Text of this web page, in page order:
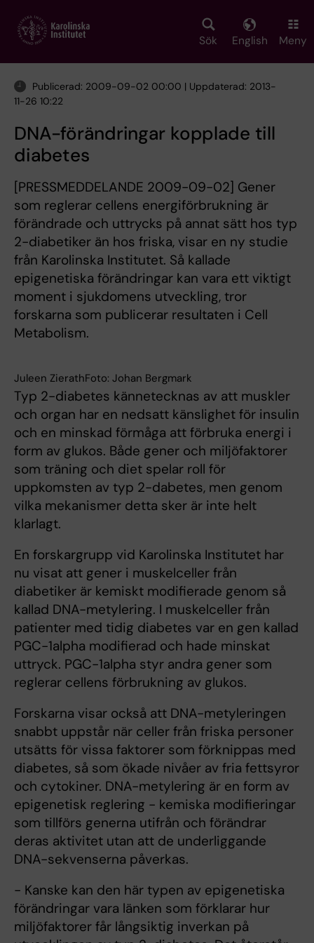
main
Sök English Meny
Publicerad: 2009-09-02 00:00 | Uppdaterad: 2013-
11-26 10:22
DNA-förändringar kopplade till
diabetes
[PRESSMEDDELANDE 2009-09-02] Gener
som reglerar cellens energiförbrukning är
förändrade och uttrycks på annat sätt hos typ
2-diabetiker än hos friska, visar en ny studie
från Karolinska Institutet. Så kallade
epigenetiska förändringar kan vara ett viktigt
moment i sjukdomens utveckling, tror
forskarna som publicerar resultaten i Cell
Metabolism.
Juleen ZierathFoto: Johan Bergmark
Typ 2-diabetes kännetecknas av att muskler
och organ har en nedsatt känslighet för insulin
och en minskad förmåga att förbruka energi i
form av glukos. Både gener och miljöfaktorer
som träning och diet spelar roll för
uppkomsten av typ 2-dabetes, men genom
vilka mekanismer detta sker är inte helt
klarlagt.
En forskargrupp vid Karolinska Institutet har
nu visat att gener i muskelceller från
diabetiker är kemiskt modifierade genom så
kallad DNA-metylering. I muskelceller från
patienter med tidig diabetes var en gen kallad
PGC-1alpha modifierad och hade minskat
uttryck. PGC-1alpha styr andra gener som
reglerar cellens förbrukning av glukos.
Forskarna visar också att DNA-metyleringen
snabbt uppstår när celler från friska personer
utsätts för vissa faktorer som förknippas med
diabetes, så som ökade nivåer av fria fettsyror
och cytokiner. DNA-metylering är en form av
epigenetisk reglering - kemiska modifieringar
som tillförs generna utifrån och förändrar
deras aktivitet utan att de underliggande
DNA-sekvenserna påverkas.
- Kanske kan den här typen av epigenetiska
förändringar vara länken som förklarar hur
miljöfaktorer får långsiktig inverkan på